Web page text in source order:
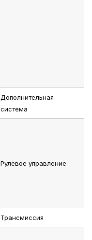
Дополнительная
система
Рулевое управление
Трансмиссия